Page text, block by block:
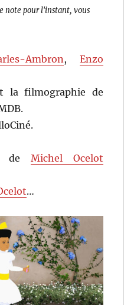
note pour l'instant, vous
Ambron, Enzo
la filmographie de
de Michel Ocelot
…